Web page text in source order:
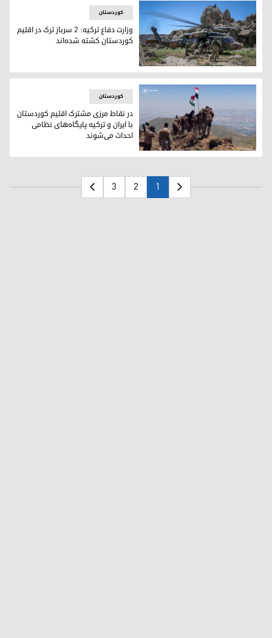
سربازان ترکیه در هنگام انجام عملیات نظامی در خاک عراق _
کوردستان
وزارت دفاع ترکیه: ٢ سرباز ترک در اقلیم
کوردستان کشته شده‌اند
احداث پایگا‌‌ه‌های نظامی در نقاط مرزی مشترک اقلیم کوردستان
کوردستان
در نقاط مرزی مشترک اقلیم کوردستان
با ایران و ترکیه پایگا‌‌ه‌های نظامی
احداث می‌شوند
1
2
3